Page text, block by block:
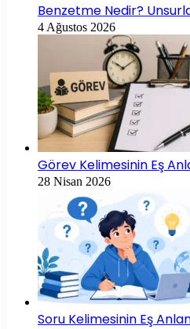
Benzetme Nedir?
4 Ağustos 2026
Görev Kelimesinin Eş
28 Nisan 2026
Soru Kelimesinin Eş